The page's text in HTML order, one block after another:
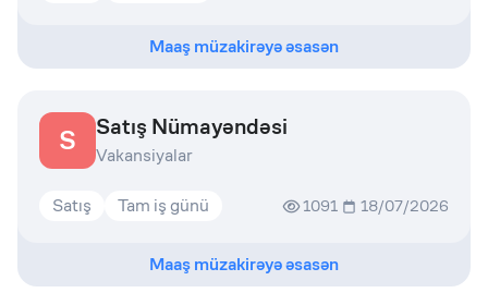
Maaş müzakirəyə əsasən
S Satış Nümayəndəsi
Vakansiyalar
Satış Tam iş günü 1091 18/07/2026
Maaş müzakirəyə əsasən